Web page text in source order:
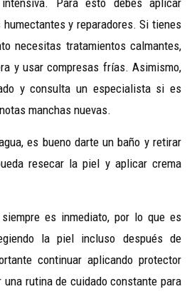
Para esto debes aplicar
y reparadores. Si tienes
necesitas tratamientos calmantes,
y usar compresas frías. Asimismo,
y consulta un especialista si es
manchas nuevas.
es bueno darte un baño y retirar
resecar la piel y aplicar crema
es inmediato, por lo que es
la piel incluso después de
continuar aplicando protector
una rutina de cuidado constante para